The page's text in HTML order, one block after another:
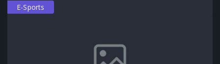
E-Sports